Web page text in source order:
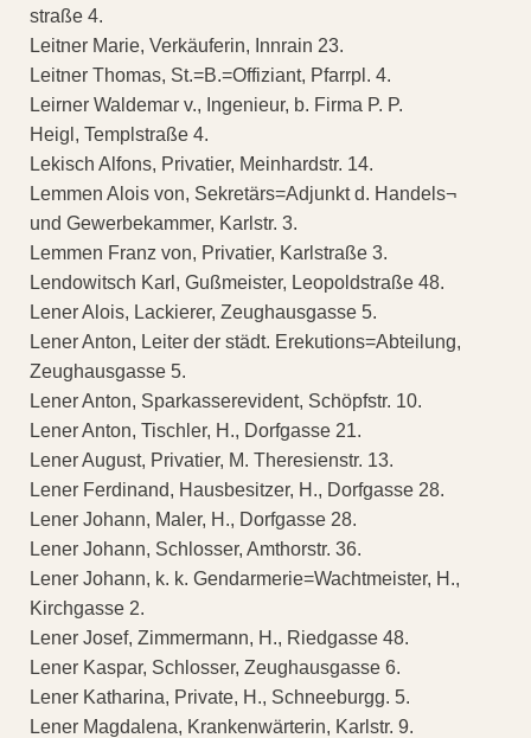
straße 4.
Leitner Marie, Verkäuferin, Innrain 23.
Leitner Thomas, St.=B.=Offiziant, Pfarrpl. 4.
Leirner Waldemar v., Ingenieur, b. Firma P. P.
Heigl, Templstraße 4.
Lekisch Alfons, Privatier, Meinhardstr. 14.
Lemmen Alois von, Sekretärs=Adjunkt d. Handels¬
und Gewerbekammer, Karlstr. 3.
Lemmen Franz von, Privatier, Karlstraße 3.
Lendowitsch Karl, Gußmeister, Leopoldstraße 48.
Lener Alois, Lackierer, Zeughausgasse 5.
Lener Anton, Leiter der städt. Erekutions=Abteilung,
Zeughausgasse 5.
Lener Anton, Sparkasserevident, Schöpfstr. 10.
Lener Anton, Tischler, H., Dorfgasse 21.
Lener August, Privatier, M. Theresienstr. 13.
Lener Ferdinand, Hausbesitzer, H., Dorfgasse 28.
Lener Johann, Maler, H., Dorfgasse 28.
Lener Johann, Schlosser, Amthorstr. 36.
Lener Johann, k. k. Gendarmerie=Wachtmeister, H.,
Kirchgasse 2.
Lener Josef, Zimmermann, H., Riedgasse 48.
Lener Kaspar, Schlosser, Zeughausgasse 6.
Lener Katharina, Private, H., Schneeburgg. 5.
Lener Magdalena, Krankenwärterin, Karlstr. 9.